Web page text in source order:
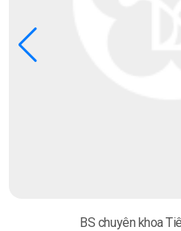
BS chuyên khoa